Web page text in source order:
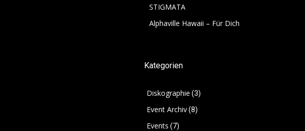
STIGMATA
Alphaville Hawaii – Für Dich
Kategorien
Diskographie (3)
Event Archiv(8)
Events (7)